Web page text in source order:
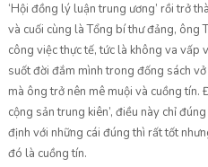
‘Hội đồng lý luận trung ương’ rồi trở
và cuối cùng là Tổng bí thư đảng, ông
công việc thực tế, tức là không va vấp
suốt đời đắm mình trong đống sách
mà ông trở nên mê muội và cuồng tín.
cộng sản trung kiên’, điều này chỉ
định với những cái đúng thì rất tốt
đó là cuồng tín.